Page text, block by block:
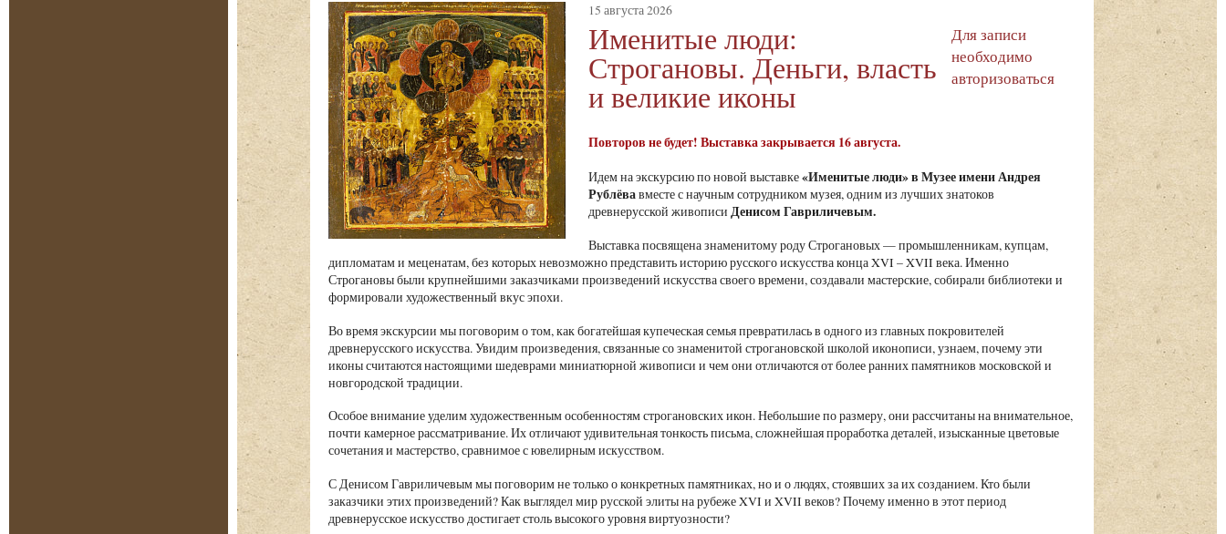
15 августа 2026
Именитые люди:
Строгановы. Деньги, власть
и великие иконы
Для записи
необходимо
авторизоваться
Повторов не будет! Выставка закрывается 16 августа.
Идем на экскурсию по новой выставке«Именитые люди» в Музее имени Андрея
Рублёвавместе с научным сотрудником музея, одним из лучших знатоков
древнерусской живописи Денисом Гавриличевым.
Выставка посвящена знаменитому роду Строгановых — промышленникам, купцам,
дипломатам и меценатам, без которых невозможно представить историю русского искусства конца XVI – XVII века. Именно
Строгановы были крупнейшими заказчиками произведений искусства своего времени, создавали мастерские, собирали библиотеки и
формировали художественный вкус эпохи.
Во время экскурсии мы поговорим о том, как богатейшая купеческая семья превратилась в одного из главных покровителей
древнерусского искусства. Увидим произведения, связанные со знаменитой строгановской школой иконописи, узнаем, почему эти
иконы считаются настоящими шедеврами миниатюрной живописи и чем они отличаются от более ранних памятников московской и
новгородской традиции.
Особое внимание уделим художественным особенностям строгановских икон. Небольшие по размеру, они рассчитаны на внимательное,
почти камерное рассматривание. Их отличают удивительная тонкость письма, сложнейшая проработка деталей, изысканные цветовые
сочетания и мастерство, сравнимое с ювелирным искусством.
С Денисом Гавриличевым мы поговорим не только о конкретных памятниках, но и о людях, стоявших за их созданием. Кто были
заказчики этих произведений? Как выглядел мир русской элиты на рубеже XVI и XVII веков? Почему именно в этот период
древнерусское искусство достигает столь высокого уровня виртуозности?